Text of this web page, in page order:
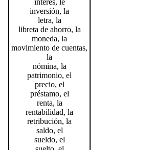
interés, le
inversión, la
letra, la
libreta de ahorro, la
moneda, la
movimiento de cuentas,
la
nómina, la
patrimonio, el
precio, el
préstamo, el
renta, la
rentabilidad, la
retribución, la
saldo, el
sueldo, el